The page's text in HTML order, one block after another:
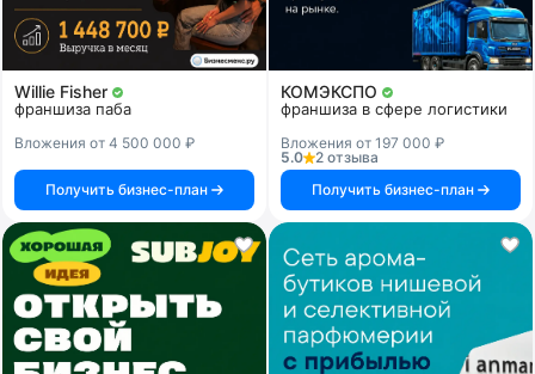
Willie Fisher
франшиза паба
Вложения от 4 500 000 ₽
Получить бизнес-план
КОМЭКСПО
франшиза в сфере логистики
Вложения от 197 000 ₽
5.0
2 отзыва
Получить бизнес-план